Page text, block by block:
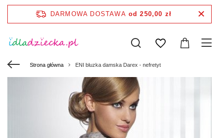
DARMOWA DOSTAWA od 250,00 zł
Strona główna ENI bluzka damska Darex - nefretyt